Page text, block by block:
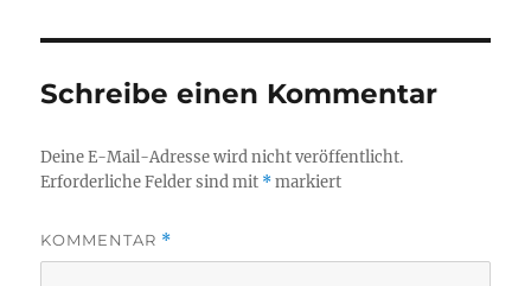
Schreibe einen Kommentar
Deine E-Mail-Adresse wird nicht veröffentlicht.
Erforderliche Felder sind mit *markiert
KOMMENTAR *